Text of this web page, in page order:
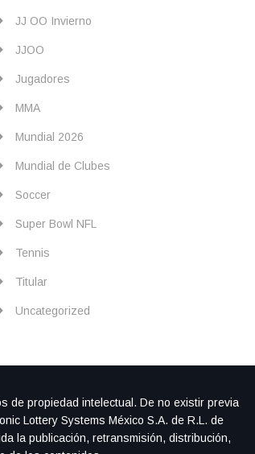
IdeasDeportes
su mejor posición
JJ OO Invierno
JJOO
Jugadores
MMA
Mundial 2026
Mundial de Clubes
Soccer
Super Bowl NFL
Tennis
Titular
Uncategorized
de propiedad intelectual. De no existir previa
Lottery Systems México S.A. de R.L. de
la publicación, retransmisión, distribución,